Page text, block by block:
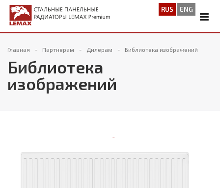
RUS ENG
Главная Партнерам Дилерам Библиотека изображений
Библиотека
изображений